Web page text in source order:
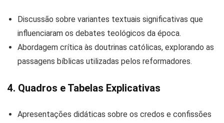
Discussão sobre variantes textuais significativas que
influenciaram os debates teológicos da época.
Abordagem crítica às doutrinas católicas, explorando as
passagens bíblicas utilizadas pelos reformadores.
4. Quadros e Tabelas Explicativas
Apresentações didáticas sobre os credos e confissões